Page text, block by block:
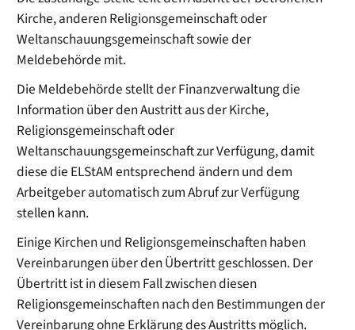
Kirche, anderen Religionsgemeinschaft oder
Weltanschauungsgemeinschaft sowie der
Meldebehörde mit.
Die Meldebehörde stellt der Finanzverwaltung die
Information über den Austritt aus der Kirche,
Religionsgemeinschaft oder
Weltanschauungsgemeinschaft zur Verfügung, damit
diese die ELStAM entsprechend ändern und dem
Arbeitgeber automatisch zum Abruf zur Verfügung
stellen kann.
Einige Kirchen und Religionsgemeinschaften haben
Vereinbarungen über den Übertritt geschlossen. Der
Übertritt ist in diesem Fall zwischen diesen
Religionsgemeinschaften nach den Bestimmungen der
Vereinbarung ohne Erklärung des Austritts möglich.